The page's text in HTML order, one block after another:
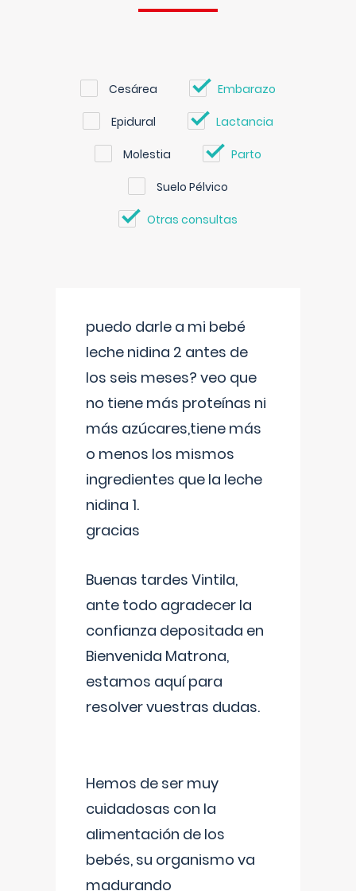
Cesárea Embarazo
Epidural Lactancia
Molestia Parto
Suelo Pélvico
Otras consultas
puedo darle a mi bebé
leche nidina 2 antes de
los seis meses? veo que
no tiene más proteínas ni
más azúcares,tiene más
o menos los mismos
ingredientes que la leche
nidina 1.
gracias
Buenas tardes Vintila,
ante todo agradecer la
confianza depositada en
Bienvenida Matrona,
estamos aquí para
resolver vuestras dudas.
Hemos de ser muy
cuidadosas con la
alimentación de los
bebés, su organismo va
madurando